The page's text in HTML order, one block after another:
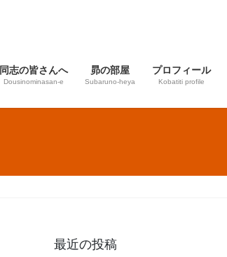
同志の皆さんへ
Dousinominasan-e
昴の部屋
Subaruno-heya
プロフィール
Kobatiti profile
最近の投稿